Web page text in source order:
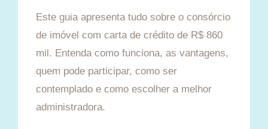
Este guia apresenta tudo sobre o consórcio
de imóvel com carta de crédito de R$ 860
mil. Entenda como funciona, as vantagens,
quem pode participar, como ser
contemplado e como escolher a melhor
administradora.